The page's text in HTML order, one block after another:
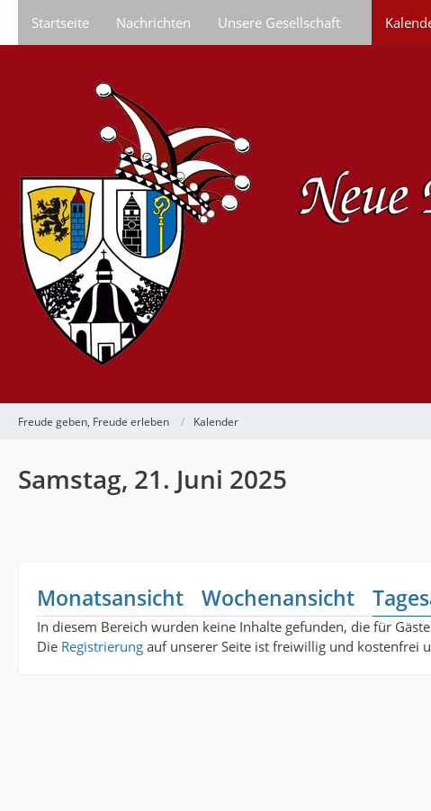
Startseite Nachrichten Unsere Gesellschaft
Freude geben, Freude erleben Kalender
Samstag, 21. Juni 2025
Monatsansicht Wochenansicht
In diesem Bereich wurden keine Inhalte gefunden, die für
Die Registrierung auf unserer Seite ist freiwillig und kostenfrei